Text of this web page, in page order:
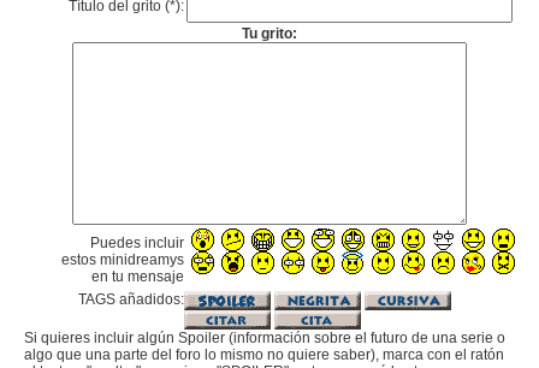
Título del grito (*):
Tu grito:
Puedes incluir
estos minidreamys
en tu mensaje
TAGS añadidos:
Si quieres incluir algún Spoiler (información sobre el futuro de una serie o
algo que una parte del foro lo mismo no quiere saber), marca con el ratón